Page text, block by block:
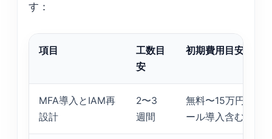
す：
項目
工数目
安
初期費用目安
MFA導入とIAM再
設計
2〜3
週間
無料〜15万円（ツ
ール導入含む）